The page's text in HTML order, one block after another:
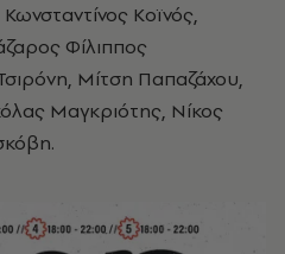
Κοϊνός,
Φίλιππος
Μίτση Παπαζάχου,
Μαγκριότης, Νίκος